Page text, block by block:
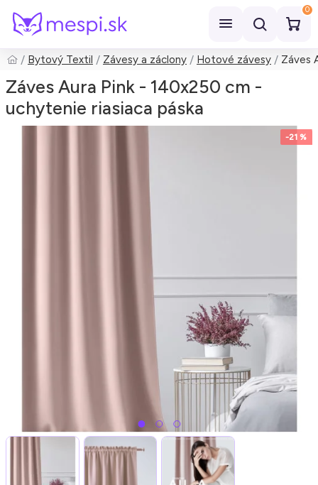
0
Hľadať
Bytový Textil Závesy a záclony Hotové závesy Záves
Záves Aura Pink - 140x250 cm -
uchytenie riasiaca páska
-21 %